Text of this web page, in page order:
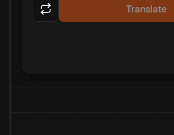
Translate